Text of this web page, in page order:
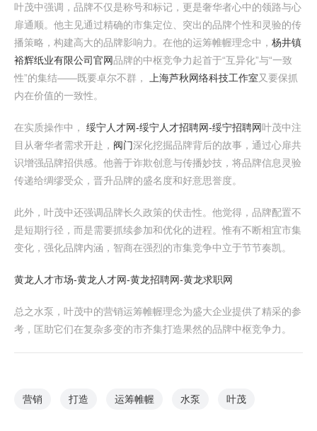
叶茂中强调，品牌不仅是称号和标记，更是奢华者心中的领路与心
扉通顺。他主见通过精确的市集定位、突出的品牌个性和灵验的传
播策略，构建高大的品牌影响力。在他的运筹帷幄理念中， 杨井镇
裕辉纸业有限公司官网品牌的中枢竞争力起首于“互异化”与“一致
性”的集结——既要卓尔不群，
上海芦秋网络科技工作室又要保抓
内在价值的一致性。
在实质操作中， 绥宁人才网-绥宁人才招聘网-绥宁招聘网叶茂中注
目从奢华者需求开赴， 阀门深化挖掘品牌背后的故事，通过心扉共
识增强品牌招供感。他善于诈欺创意与传播妙技，将品牌信息灵验
传递给绸缪受众，晋升品牌的盛名度和好意思誉度。
此外，叶茂中还强调品牌长久政策的伏击性。他觉得，品牌配置不
是短期行径，而是需要抓续参加和优化的进程。惟有不断相宜市集
变化，强化品牌内涵，智商在强烈的市集竞争中立于节节奏凯。
黄龙人才市场-黄龙人才网-黄龙招聘网-黄龙求职网
总之水泵，叶茂中的营销运筹帷幄理念为盛大企业提供了精采的参
考，匡助它们在复杂多变的市齐集打造果然的品牌中枢竞争力。
营销 打造 运筹帷幄 水泵 叶茂